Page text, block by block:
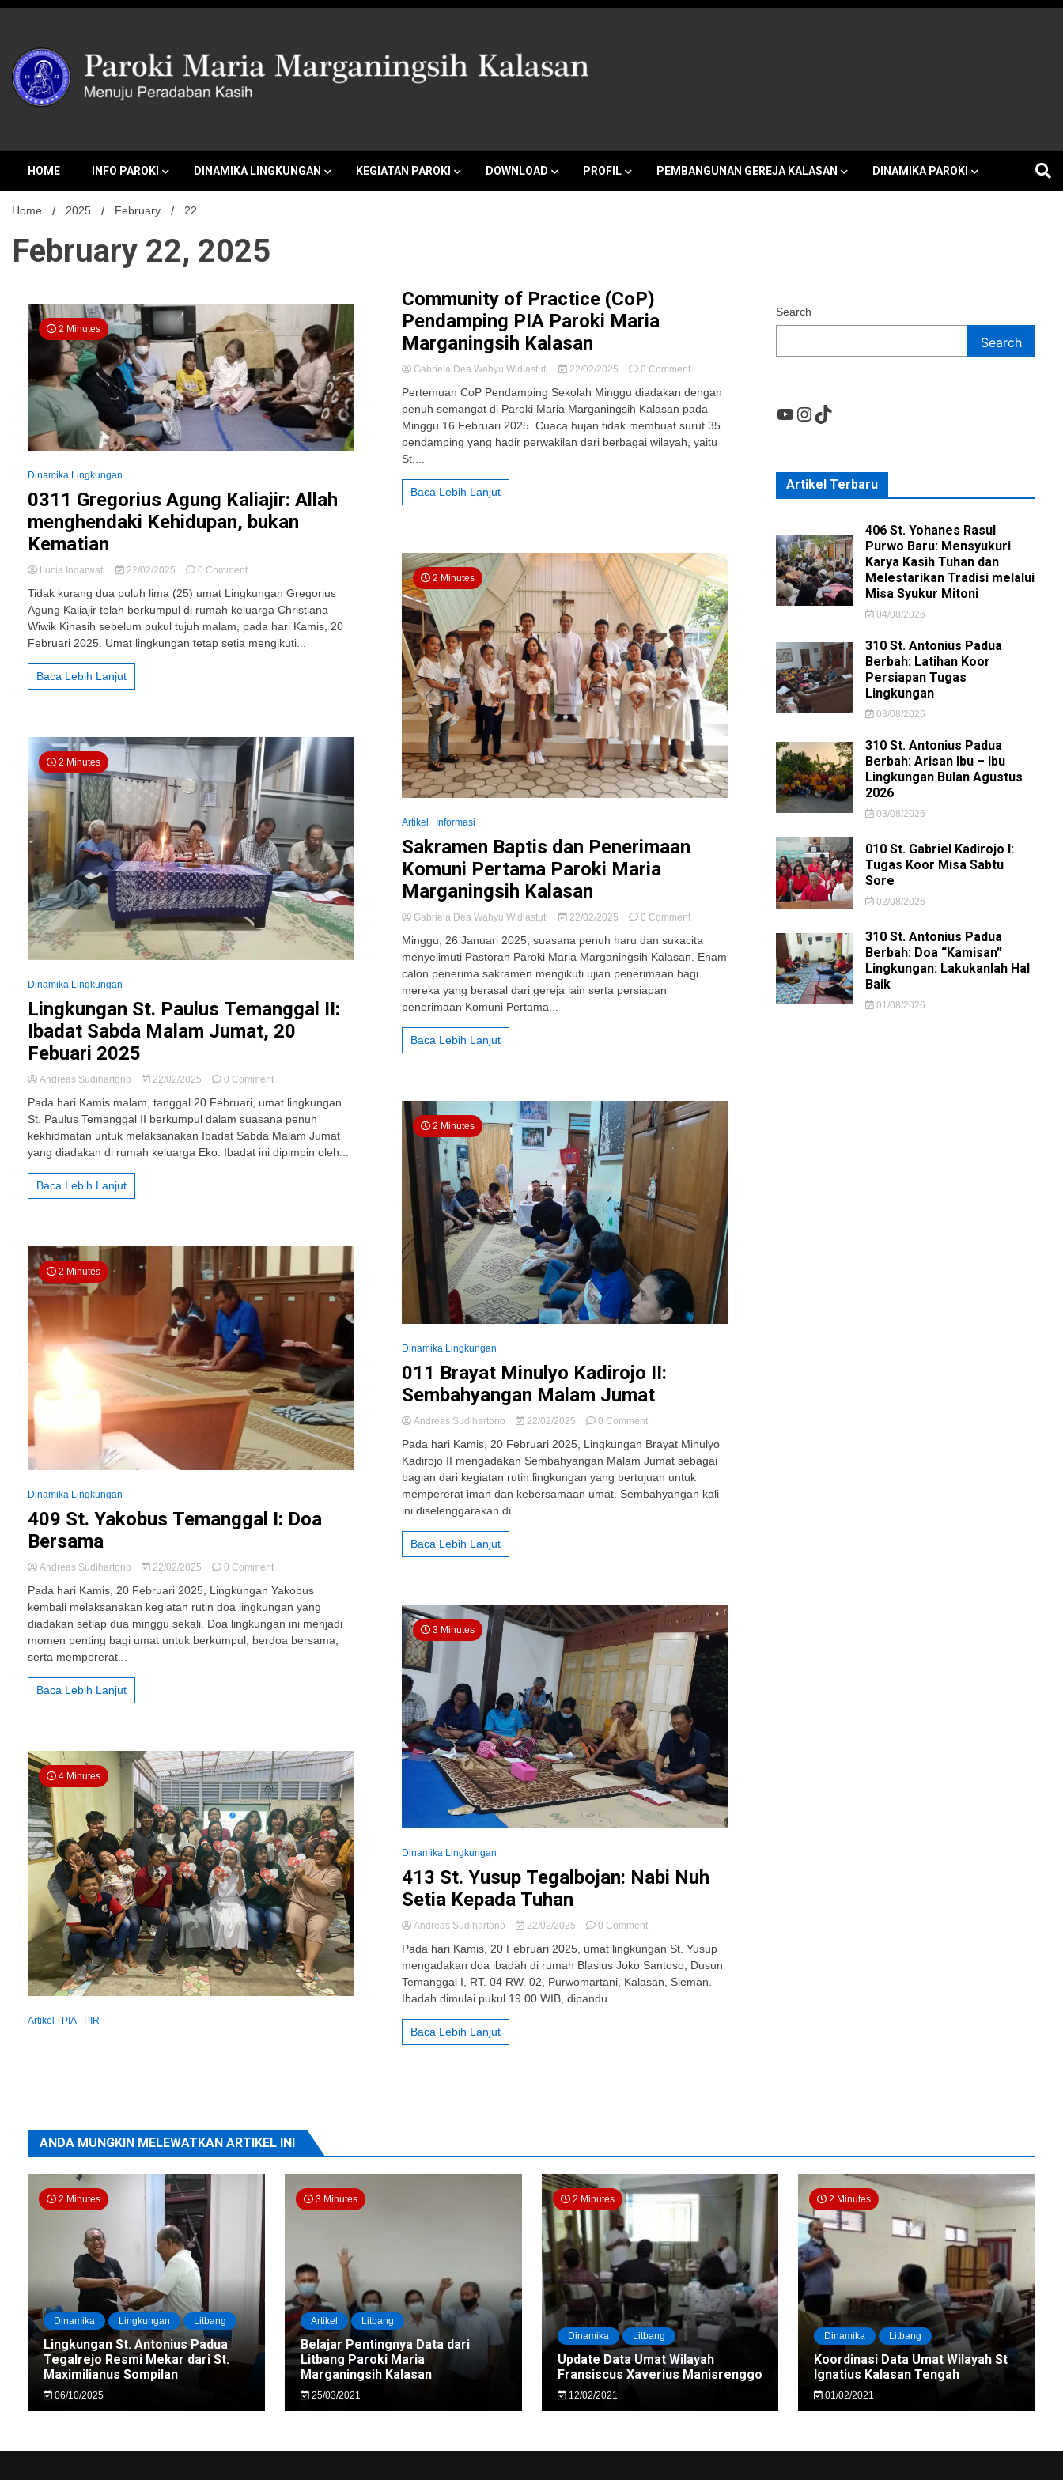
Skip
Paroki Maria Marganingsih Kalasan
HOME INFO PAROKI DINAMIKA LINGKUNGAN KEGIATAN PAROKI DOWNLOAD PROFIL PEMBANGUNAN GEREJA KALASAN DINAMIKA PAROKI
Home 2025 February 22
February 22, 2025
2 Minutes
Dinamika Lingkungan
0311 Gregorius Agung Kaliajir: Allah
menghendaki Kehidupan, bukan
Kematian
Lucia Indarwati 22/02/2025 0 Commenton
Gregorius
Agung
Kaliajir:
Allah
Tidak kurang dua puluh lima (25) umat Lingkungan Gregorius
Agung Kaliajir telah berkumpul di rumah keluarga Christiana
Wiwik Kinasih sebelum pukul tujuh malam, pada hari Kamis, 20
Februari 2025. Umat lingkungan tetap setia mengikuti...
Baca Lebih Lanjut
2 Minutes
Dinamika Lingkungan
Lingkungan St. Paulus Temanggal II:
Ibadat Sabda Malam Jumat, 20
Febuari 2025
Andreas Sudihartono 22/02/2025 0 Commenton
St.
Paulus
Temanggal
II:
2025
Pada hari Kamis malam, tanggal 20 Februari, umat lingkungan
St. Paulus Temanggal II berkumpul dalam suasana penuh
kekhidmatan untuk melaksanakan Ibadat Sabda Malam Jumat
yang diadakan di rumah keluarga Eko. Ibadat ini dipimpin oleh...
Baca Lebih Lanjut
2 Minutes
Dinamika Lingkungan
409 St. Yakobus Temanggal I: Doa
Bersama
Andreas Sudihartono 22/02/2025 0 Commenton
St.
Yakobus
Temanggal
I:
Pada hari Kamis, 20 Februari 2025, Lingkungan Yakobus
kembali melaksanakan kegiatan rutin doa lingkungan yang
diadakan setiap dua minggu sekali. Doa lingkungan ini menjadi
momen penting bagi umat untuk berkumpul, berdoa bersama,
serta mempererat...
Baca Lebih Lanjut
4 Minutes
Artikel PIA PIR
Community of Practice (CoP)
Pendamping PIA Paroki Maria
Marganingsih Kalasan
Gabriela Dea Wahyu Widiastuti 22/02/2025 0 Commenton
of
Practice
(CoP)
Pendamping
Pertemuan CoP Pendamping Sekolah Minggu diadakan dengan
penuh semangat di Paroki Maria Marganingsih Kalasan pada
Minggu 16 Februari 2025. Cuaca hujan tidak membuat surut 35
pendamping yang hadir perwakilan dari berbagai wilayah, yaitu
St....
Baca Lebih Lanjut
2 Minutes
Artikel Informasi
Sakramen Baptis dan Penerimaan
Komuni Pertama Paroki Maria
Marganingsih Kalasan
Gabriela Dea Wahyu Widiastuti 22/02/2025 0 Commenton
Baptis
dan
Penerimaan
Minggu, 26 Januari 2025, suasana penuh haru dan sukacita
menyelimuti Pastoran Paroki Maria Marganingsih Kalasan. Enam
calon penerima sakramen mengikuti ujian penerimaan bagi
mereka yang berasal dari gereja lain serta persiapan
penerimaan Komuni Pertama...
Baca Lebih Lanjut
2 Minutes
Dinamika Lingkungan
011 Brayat Minulyo Kadirojo II:
Sembahyangan Malam Jumat
Andreas Sudihartono 22/02/2025 0 Commenton
Brayat
Minulyo
Kadirojo
II:
Pada hari Kamis, 20 Februari 2025, Lingkungan Brayat Minulyo
Kadirojo II mengadakan Sembahyangan Malam Jumat sebagai
bagian dari kegiatan rutin lingkungan yang bertujuan untuk
mempererat iman dan kebersamaan umat. Sembahyangan kali
ini diselenggarakan di...
Baca Lebih Lanjut
3 Minutes
Dinamika Lingkungan
413 St. Yusup Tegalbojan: Nabi Nuh
Setia Kepada Tuhan
Andreas Sudihartono 22/02/2025 0 Commenton
St.
Yusup
Tegalbojan:
Pada hari Kamis, 20 Februari 2025, umat lingkungan St. Yusup
mengadakan doa ibadah di rumah Blasius Joko Santoso, Dusun
Temanggal I, RT. 04 RW. 02, Purwomartani, Kalasan, Sleman.
Ibadah dimulai pukul 19.00 WIB, dipandu...
Baca Lebih Lanjut
Search
Search
YouTube
Instagram
TikTok
Artikel Terbaru
406 St. Yohanes Rasul
Purwo Baru: Mensyukuri
Karya Kasih Tuhan dan
Melestarikan Tradisi melalui
Misa Syukur Mitoni
04/08/2026
310 St. Antonius Padua
Berbah: Latihan Koor
Persiapan Tugas
Lingkungan
03/08/2026
310 St. Antonius Padua
Berbah: Arisan Ibu – Ibu
Lingkungan Bulan Agustus
2026
03/08/2026
010 St. Gabriel Kadirojo I:
Tugas Koor Misa Sabtu
Sore
02/08/2026
310 St. Antonius Padua
Berbah: Doa “Kamisan”
Lingkungan: Lakukanlah Hal
Baik
01/08/2026
ANDA MUNGKIN MELEWATKAN ARTIKEL INI
2 Minutes
Dinamika Lingkungan Litbang
Lingkungan St. Antonius Padua
Tegalrejo Resmi Mekar dari St.
Maximilianus Sompilan
06/10/2025
3 Minutes
Artikel Litbang
Belajar Pentingnya Data dari
Litbang Paroki Maria
Marganingsih Kalasan
25/03/2021
2 Minutes
Dinamika Litbang
Update Data Umat Wilayah
Fransiscus Xaverius Manisrenggo
12/02/2021
2 Minutes
Dinamika Litbang
Koordinasi Data Umat Wilayah St
Ignatius Kalasan Tengah
01/02/2021